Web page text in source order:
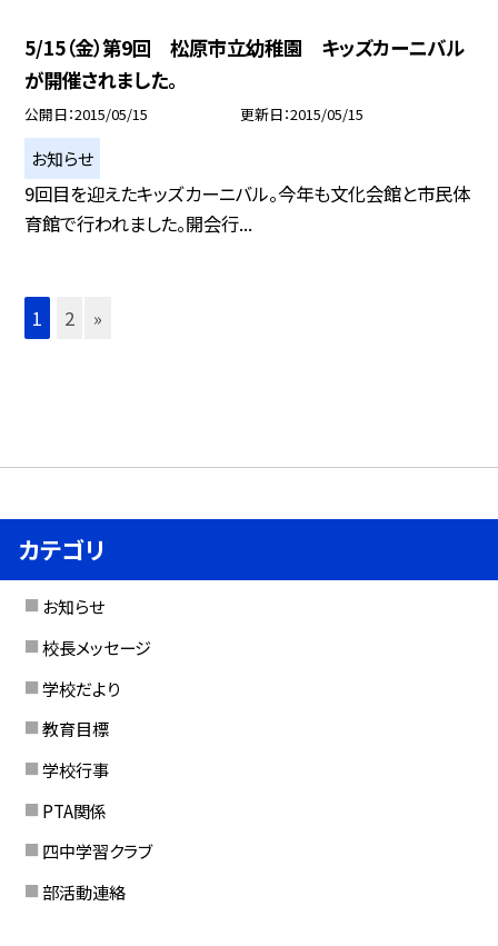
5/15（金）第9回 松原市立幼稚園 キッズカーニバル
が開催されました。
公開日 2015/05/15 更新日 2015/05/15
お知らせ
9回目を迎えたキッズカーニバル。今年も文化会館と市民体
育館で行われました。開会行...
1 2 »
カテゴリ
お知らせ
校長メッセージ
学校だより
教育目標
学校行事
PTA関係
四中学習クラブ
部活動連絡